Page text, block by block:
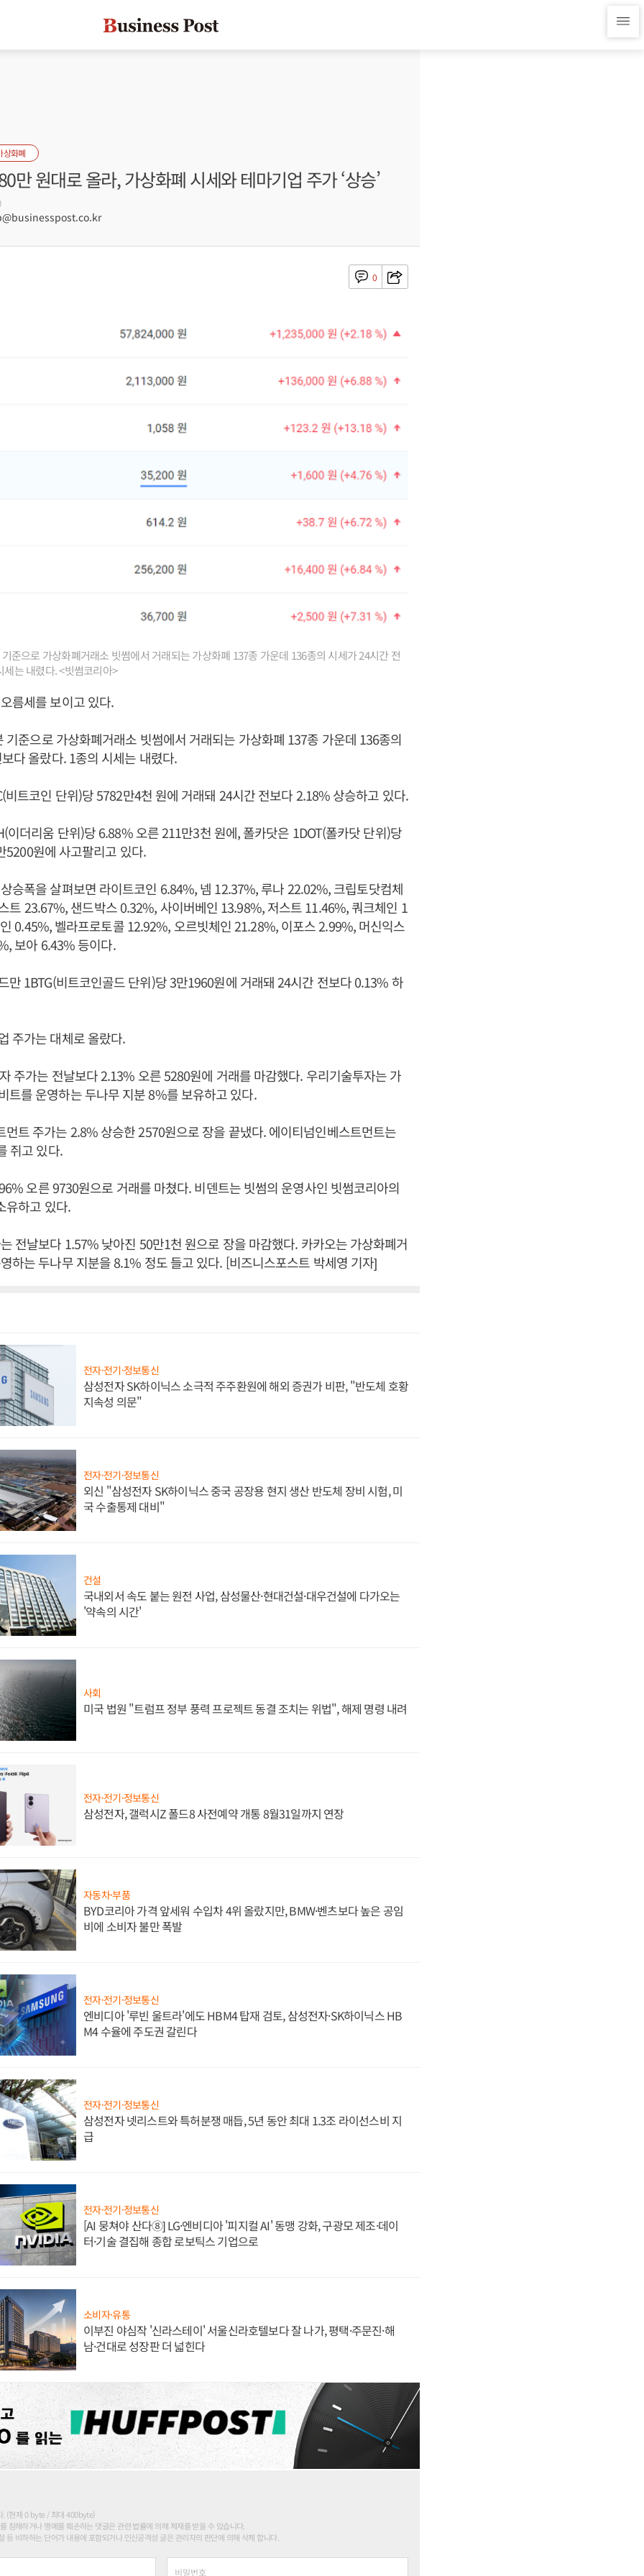
상화폐
만 원대로 올라, 가상화폐 시세와 테마기업 주가 ‘상승’
0
준으로 가상화폐거래소 빗썸에서 거래되는 가상화폐 137종 가운데 136종의 시세가 24시간 전
는 내렸다. <빗썸코리아>
름세를 보이고 있다.
기준으로 가상화폐거래소 빗썸에서 거래되는 가상화폐 137종 가운데 136종의
다 올랐다. 1종의 시세는 내렸다.
비트코인 단위)당 5782만4천 원에 거래돼 24시간 전보다 2.18% 상승하고 있다.
이더리움 단위)당 6.88% 오른 211만3천 원에, 폴카닷은 1DOT(폴카닷 단위)당
5200원에 사고팔리고 있다.
승폭을 살펴보면 라이트코인 6.84%, 넴 12.37%, 루나 22.02%, 크립토닷컴체
트 23.67%, 샌드박스 0.32%, 사이버베인 13.98%, 저스트 11.46%, 쿼크체인 1
0.45%, 벨라프로토콜 12.92%, 오르빗체인 21.28%, 이포스 2.99%, 머신익스
보아 6.43% 등이다.
만 1BTG(비트코인골드 단위)당 3만1960원에 거래돼 24시간 전보다 0.13% 하
주가는 대체로 올랐다.
주가는 전날보다 2.13% 오른 5280원에 거래를 마감했다. 우리기술투자는 가
트를 운영하는 두나무 지분 8%를 보유하고 있다.
먼트 주가는 2.8% 상승한 2570원으로 장을 끝냈다. 에이티넘인베스트먼트는
쥐고 있다.
오른 9730원으로 거래를 마쳤다. 비덴트는 빗썸의 운영사인 빗썸코리아의
유하고 있다.
전날보다 1.57% 낮아진 50만1천 원으로 장을 마감했다. 카카오는 가상화폐거
하는 두나무 지분을 8.1% 정도 들고 있다. [비즈니스포스트 박세영 기자]
전자·전기·정보통신
삼성전자 SK하이닉스 소극적 주주환원에 해외 증권가 비판, "반도체 호황
지속성 의문"
전자·전기·정보통신
외신 "삼성전자 SK하이닉스 중국 공장용 현지 생산 반도체 장비 시험, 미
국 수출통제 대비"
건설
국내외서 속도 붙는 원전 사업, 삼성물산·현대건설·대우건설에 다가오는
'약속의 시간'
사회
미국 법원 "트럼프 정부 풍력 프로젝트 동결 조치는 위법", 해제 명령 내려
전자·전기·정보통신
삼성전자, 갤럭시Z 폴드8 사전예약 개통 8월31일까지 연장
자동차·부품
BYD코리아 가격 앞세워 수입차 4위 올랐지만, BMW·벤츠보다 높은 공임
비에 소비자 불만 폭발
전자·전기·정보통신
엔비디아 '루빈 울트라'에도 HBM4 탑재 검토, 삼성전자·SK하이닉스 HB
M4 수율에 주도권 갈린다
전자·전기·정보통신
삼성전자 넷리스트와 특허분쟁 매듭, 5년 동안 최대 1.3조 라이선스비 지
급
전자·전기·정보통신
[AI 뭉쳐야 산다⑧] LG·엔비디아 '피지컬 AI' 동맹 강화, 구광모 제조·데이
터·기술 결집해 종합 로보틱스 기업으로
소비자·유통
이부진 야심작 '신라스테이' 서울신라호텔보다 잘 나가, 평택·주문진·해
남·건대로 성장판 더 넓힌다
. (현재 0 byte / 최대 400byte)
침해하거나 명예를 훼손하는 댓글은 관련 법률에 의해 제재를 받을 수 있습니다.
등 비하하는 단어가 내용에 포함되거나 인신공격성 글은 관리자의 판단에 의해 삭제 합니다.